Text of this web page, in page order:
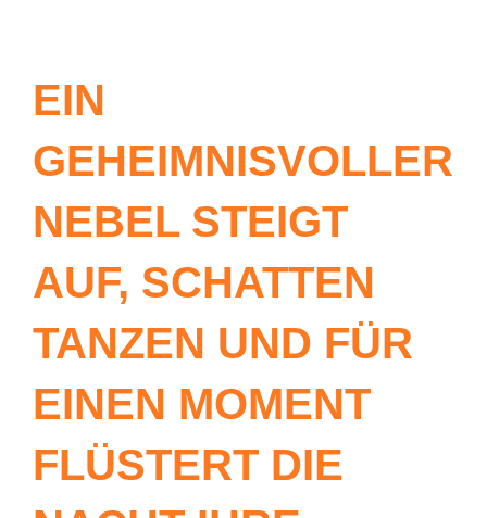
EIN
GEHEIMNISVOLLER
NEBEL STEIGT
AUF, SCHATTEN
TANZEN UND FÜR
EINEN MOMENT
FLÜSTERT DIE